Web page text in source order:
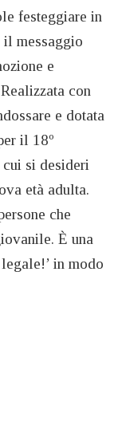
festeggiare in
messaggio
e
con
e dotata
il 18º
si desideri
età adulta.
che
È una
in modo